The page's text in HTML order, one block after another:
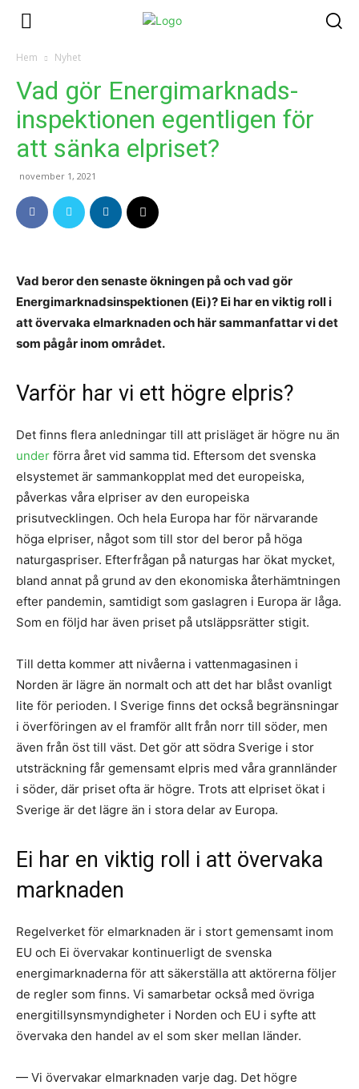
Hem Nyhet
Vad gör Energimarknads­
inspektionen egentligen för
att sänka elpriset?
november 1, 2021
Vad beror den senaste ökningen på och vad gör
Energimarknadsinspektionen (Ei)? Ei har en viktig roll i
att övervaka elmarknaden och här sammanfattar vi det
som pågår inom området.
Varför har vi ett högre elpris?
Det finns flera anledningar till att prisläget är högre nu än
under förra året vid samma tid. Eftersom det svenska
elsystemet är sammankopplat med det europeiska,
påverkas våra elpriser av den europeiska
prisutvecklingen. Och hela Europa har för närvarande
höga elpriser, något som till stor del beror på höga
naturgaspriser. Efterfrågan på naturgas har ökat mycket,
bland annat på grund av den ekonomiska återhämtningen
efter pandemin, samtidigt som gaslagren i Europa är låga.
Som en följd har även priset på utsläppsrätter stigit.
Till detta kommer att nivåerna i vattenmagasinen i
Norden är lägre än normalt och att det har blåst ovanligt
lite för perioden. I Sverige finns det också begränsningar
i överföringen av el framför allt från norr till söder, men
även från öst till väst. Det gör att södra Sverige i stor
utsträckning får gemensamt elpris med våra grannländer
i söder, där priset ofta är högre. Trots att elpriset ökat i
Sverige är det lägre än i stora delar av Europa.
Ei har en viktig roll i att övervaka
marknaden
Regelverket för elmarknaden är i stort gemensamt inom
EU och Ei övervakar kontinuerligt de svenska
energimarknaderna för att säkerställa att aktörerna följer
de regler som finns. Vi samarbetar också med övriga
energitillsynsmyndigheter i Norden och EU i syfte att
övervaka den handel av el som sker mellan länder.
— Vi övervakar elmarknaden varje dag. Det högre